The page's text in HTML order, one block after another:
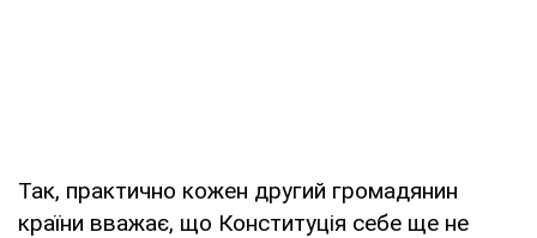
Так, практично кожен другий громадянин
країни вважає, що Конституція себе ще не